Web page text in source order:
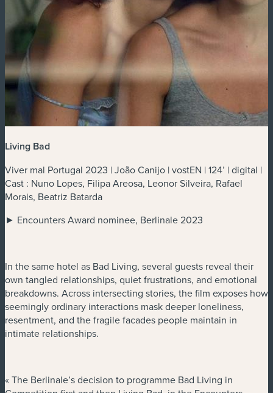
Living Bad
Viver mal Portugal 2023 | João Canijo | vostEN | 124’ | digital |
Cast : Nuno Lopes, Filipa Areosa, Leonor Silveira, Rafael
Morais, Beatriz Batarda
► Encounters Award nominee, Berlinale 2023
In the same hotel as Bad Living, several guests reveal their
own tangled relationships, quiet frustrations, and emotional
breakdowns. Across intersecting stories, the film exposes how
seemingly ordinary interactions mask deeper loneliness,
resentment, and the fragile facades people maintain in
intimate relationships.
« The Berlinale’s decision to programme Bad Living in